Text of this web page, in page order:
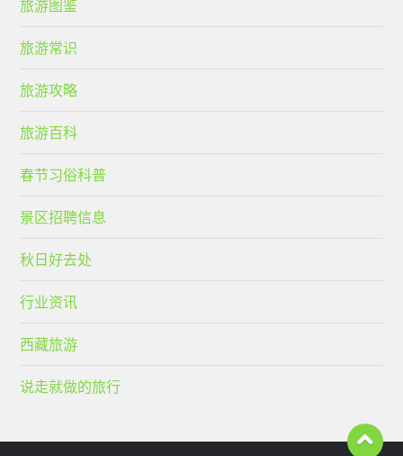
旅游图鉴
旅游常识
旅游攻略
旅游百科
春节习俗科普
景区招聘信息
秋日好去处
行业资讯
西藏旅游
说走就做的旅行